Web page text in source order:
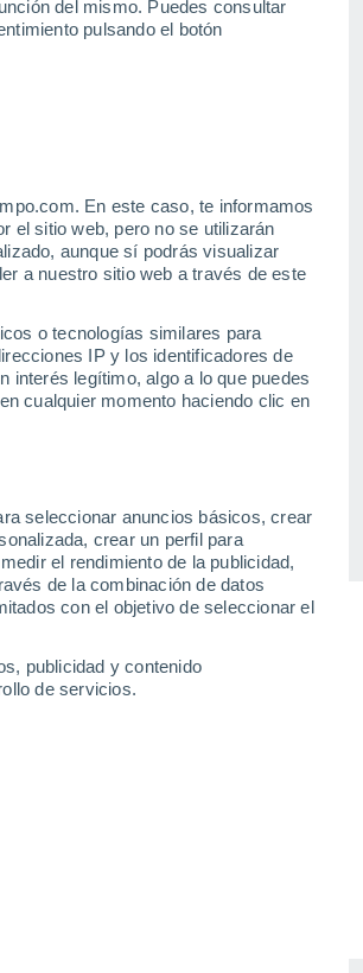
del mismo. Puedes consultar
pulsando el botón
En este caso, te informamos
el sitio web, pero no se utilizarán
aunque sí podrás visualizar
a nuestro sitio web a través de este
o tecnologías similares para
IP y los identificadores de
interés legítimo, algo a lo que puedes
cualquier momento haciendo clic en
seleccionar anuncios básicos, crear
crear un perfil para
el rendimiento de la publicidad,
de la combinación de datos
con el objetivo de seleccionar el
publicidad y contenido
de servicios.
Mañana
9 Ago
Lunes
10 Ago
la base 0 cm
la parte superior -